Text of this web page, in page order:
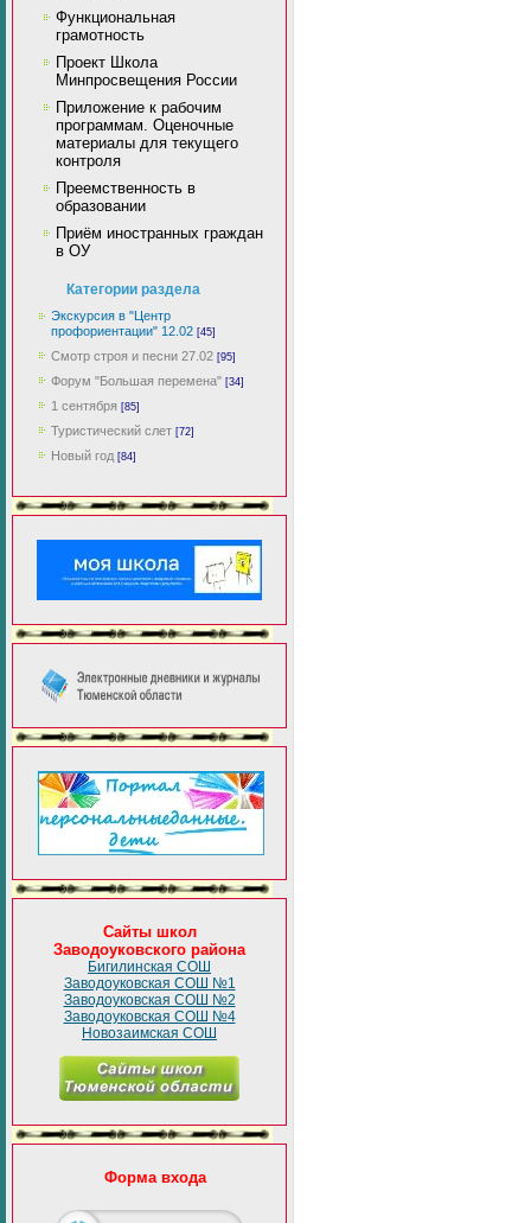
Функциональная
грамотность
Проект Школа
Минпросвещения России
Приложение к рабочим
программам. Оценочные
материалы для текущего
контроля
Преемственность в
образовании
Приём иностранных граждан
в ОУ
Категории раздела
Экскурсия в "Центр
профориентации" 12.02 [45]
Смотр строя и песни 27.02 [95]
Форум "Большая перемена" [34]
1 сентября [85]
Туристический слет [72]
Новый год [84]
Сайты школ
Заводоуковского района
Бигилинская СОШ
Заводоуковская СОШ №1
Заводоуковская СОШ №2
Заводоуковская СОШ №4
Новозаимская СОШ
Форма входа